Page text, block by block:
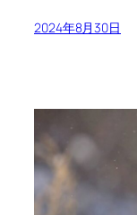
2024年8月30日